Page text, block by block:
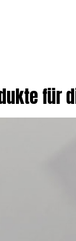
für